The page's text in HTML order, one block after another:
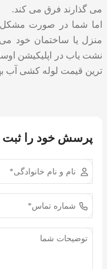
می گذارند فرق می کند.
اما شما در صورت مشکل
منزل یا ساختمان خود
نشت یاب در اپلیکیشن
ترین قیمت لوله کشی آب
پرسش خود را ثبت